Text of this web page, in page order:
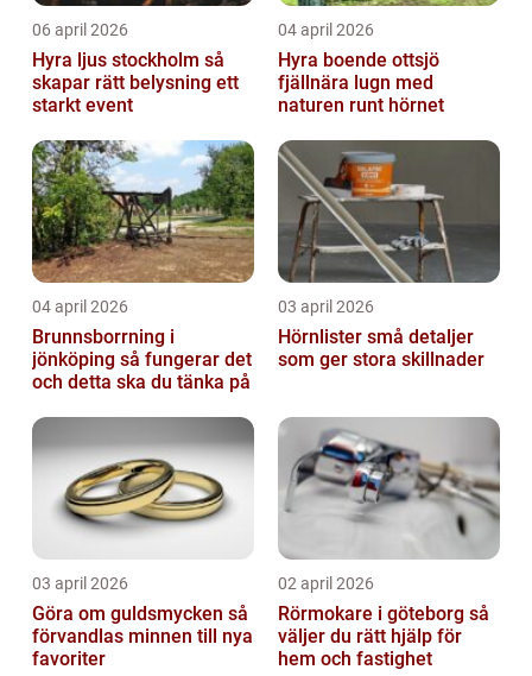
06 april 2026
Hyra ljus stockholm så
skapar rätt belysning ett
starkt event
04 april 2026
Hyra boende ottsjö
fjällnära lugn med
naturen runt hörnet
04 april 2026
Brunnsborrning i
jönköping så fungerar det
och detta ska du tänka på
03 april 2026
Hörnlister små detaljer
som ger stora skillnader
03 april 2026
Göra om guldsmycken så
förvandlas minnen till nya
favoriter
02 april 2026
Rörmokare i göteborg så
väljer du rätt hjälp för
hem och fastighet